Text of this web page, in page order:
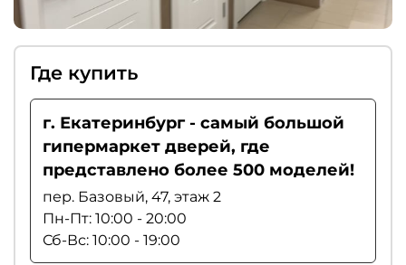
Где купить
г. Екатеринбург - самый большой
гипермаркет дверей, где
представлено более 500 моделей!
пер. Базовый, 47, этаж 2
Пн-Пт: 10:00 - 20:00
Сб-Вс: 10:00 - 19:00